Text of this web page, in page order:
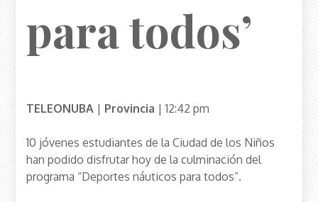
para todos’
TELEONUBA | Provincia | 12:42 pm
10 jóvenes estudiantes de la Ciudad de los Niños
han podido disfrutar hoy de la culminación del
programa “Deportes náuticos para todos”.